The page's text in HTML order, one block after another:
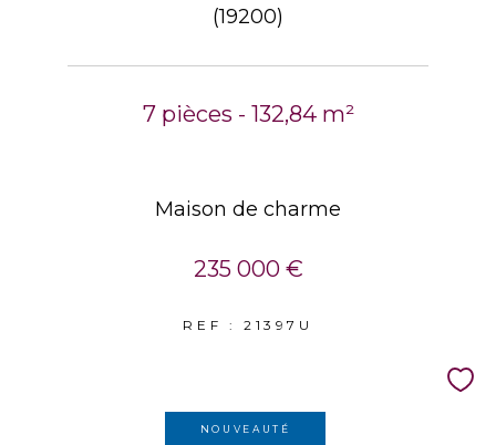
(19200)
7 pièces - 132,84 m²
Maison de charme
235 000 €
REF : 21397U
NOUVEAUTÉ